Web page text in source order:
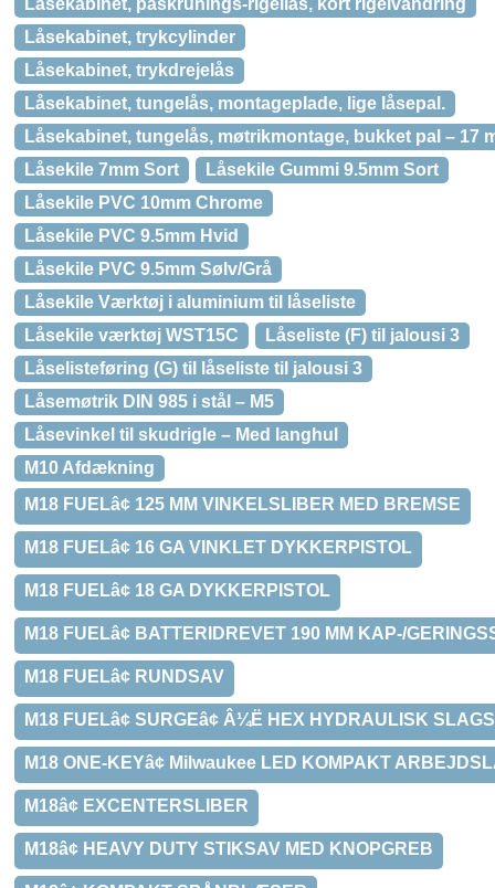
Låsekabinet, påskrunings-rigellås, kort rigelvandring
Låsekabinet, trykcylinder
Låsekabinet, trykdrejelås
Låsekabinet, tungelås, montageplade, lige låsepal.
Låsekabinet, tungelås, møtrikmontage, bukket pal – 17
Låsekile 7mm Sort
Låsekile Gummi 9.5mm Sort
Låsekile PVC 10mm Chrome
Låsekile PVC 9.5mm Hvid
Låsekile PVC 9.5mm Sølv/Grå
Låsekile Værktøj i aluminium til låseliste
Låsekile værktøj WST15C
Låseliste (F) til jalousi 3
Låselisteføring (G) til låseliste til jalousi 3
Låsemøtrik DIN 985 i stål – M5
Låsevinkel til skudrigle – Med langhul
M10 Afdækning
M18 FUELâ¢ 125 MM VINKELSLIBER MED BREMSE
M18 FUELâ¢ 16 GA VINKLET DYKKERPISTOL
M18 FUELâ¢ 18 GA DYKKERPISTOL
M18 FUELâ¢ BATTERIDREVET 190 MM KAP-/
M18 FUELâ¢ RUNDSAV
M18 FUELâ¢ SURGEâ¢ Â¼Ë HEX HYDRAULISK
M18 ONE-KEYâ¢ Milwaukee LED KOMPAKT
M18â¢ EXCENTERSLIBER
M18â¢ HEAVY DUTY STIKSAV MED KNOPGREB